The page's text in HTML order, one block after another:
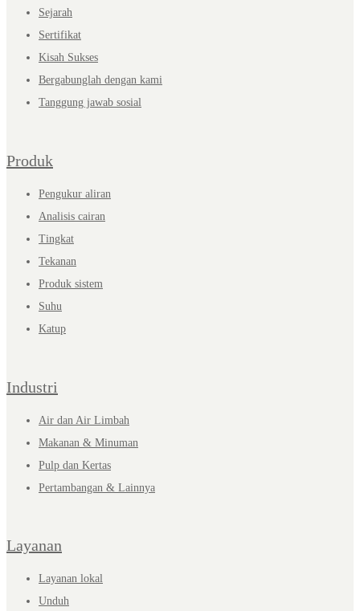
Sejarah
Sertifikat
Kisah Sukses
Bergabunglah dengan kami
Tanggung jawab sosial
Produk
Pengukur aliran
Analisis cairan
Tingkat
Tekanan
Produk sistem
Suhu
Katup
Industri
Air dan Air Limbah
Makanan & Minuman
Pulp dan Kertas
Pertambangan & Lainnya
Layanan
Layanan lokal
Unduh